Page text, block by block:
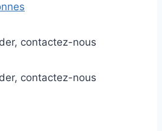
contactez-nous
contactez-nous